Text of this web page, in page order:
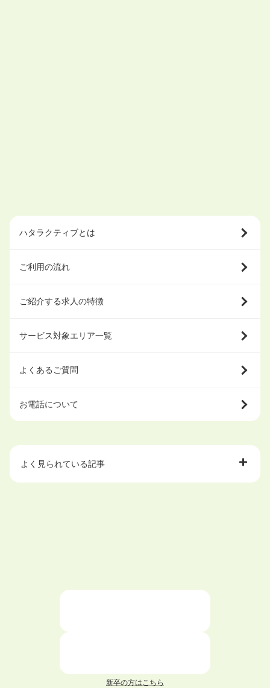
ハタラクティブとは
ご利用の流れ
ご紹介する求人の特徴
サービス対象エリア一覧
よくあるご質問
お電話について
よく見られている記事
仕事が続かない人の特徴と対処法を解説！
面接 記事一覧
新卒の方はこちら